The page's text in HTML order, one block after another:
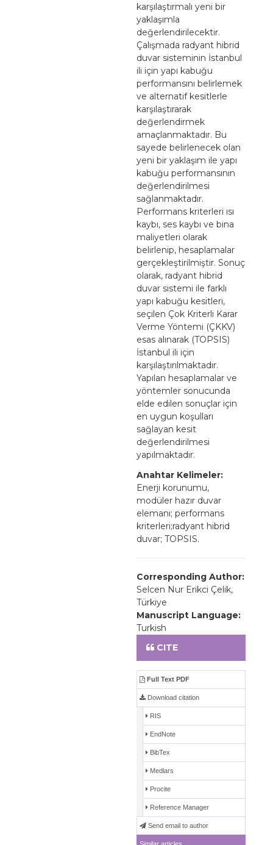
karşılaştırmalı yeni bir
yaklaşımla
değerlendirilecektir.
Çalışmada radyant hibrid
duvar sisteminin İstanbul
ili için yapı kabuğu
performansını belirlemek
ve alternatif kesitlerle
karşılaştırarak
değerlendirmek
amaçlanmaktadır. Bu
sayede belirlenecek olan
yeni bir yaklaşım ile yapı
kabuğu performansının
değerlendirilmesi
sağlanmaktadır.
Performans kriterleri ısı
kaybı, ses kaybı ve bina
maliyetleri olarak
belirlenip, hesaplamalar
gerçekleştirilmiştir. Sonuç
olarak, radyant hibrid
duvar sistemi ile farklı
yapı kabuğu kesitleri,
seçilen Çok Kriterli Karar
Verme Yöntemi (ÇKKV)
esas alınarak (TOPSIS)
İstanbul ili için
karşılaştırılmaktadır.
Yapılan hesaplamalar ve
yöntemler sonucunda
elde edilen sonuçlar için
en uygun koşulları
sağlayan kesit
değerlendirilmesi
yapılmaktadır.
Anahtar Kelimeler:
Enerji korunumu,
modüler hazır duvar
elemanı; performans
kriterleri;radyant hibrid
duvar; TOPSIS.
Corresponding Author:
Selcen Nur Erikci Çelik,
Türkiye
Manuscript Language:
Turkish
CITE
Full Text PDF
Download citation
RIS
EndNote
BibTex
Medlars
Procite
Reference Manager
Send email to author